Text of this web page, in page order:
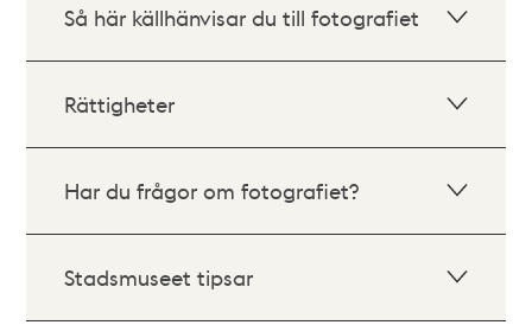
Så här källhänvisar du till fotografiet
Rättigheter
Har du frågor om fotografiet?
Stadsmuseet tipsar